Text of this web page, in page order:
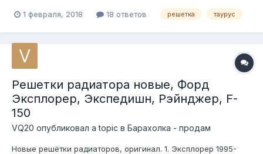
1 февраля, 2018 18 ответов решетка таурус
Решетки радиатора новые, Форд
Эксплорер, Экспедишн, Рэйнджер, F-
150
VQ20 опубликовал a topic в Барахолка - продам
Новые решётки радиаторов, оригинал. 1. Эксплорер 1995-